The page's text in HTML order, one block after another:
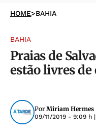
HOME>BAHIA
BAHIA
Praias de
estão livres
Por Miriam Hermes
09/11/2019 - 9:09 h